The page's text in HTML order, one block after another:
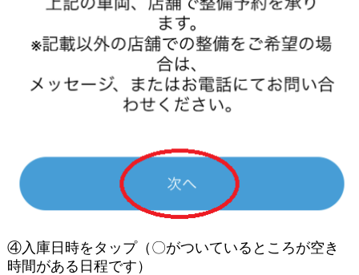
④入庫日時をタップ（〇がついているところが空き
時間がある日程です）